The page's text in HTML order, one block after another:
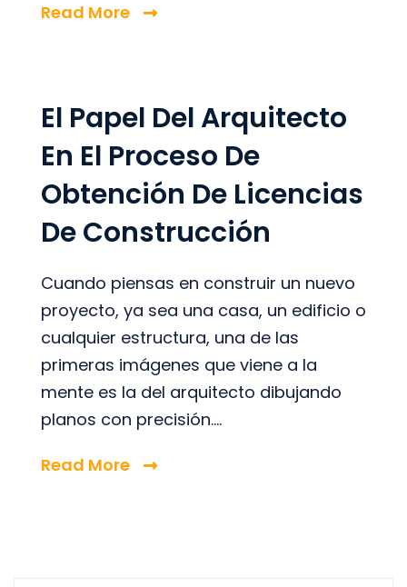
Read More
El Papel Del Arquitecto
En El Proceso De
Obtención De Licencias
De Construcción
Cuando piensas en construir un nuevo
proyecto, ya sea una casa, un edificio o
cualquier estructura, una de las
primeras imágenes que viene a la
mente es la del arquitecto dibujando
planos con precisión....
Read More